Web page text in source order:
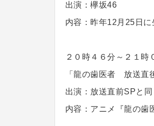
出演：欅坂46
内容：昨年12月25日
２０時４６分～２１時
「龍の歯医者 放送直
出演：放送直前SPと同
内容：アニメ『龍の歯